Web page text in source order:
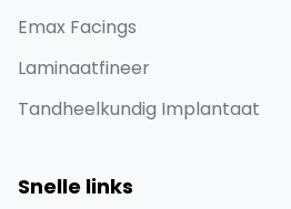
Emax Facings
Laminaatfineer
Tandheelkundig Implantaat
Snelle links